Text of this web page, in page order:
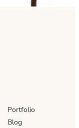
Portfolio
Blog